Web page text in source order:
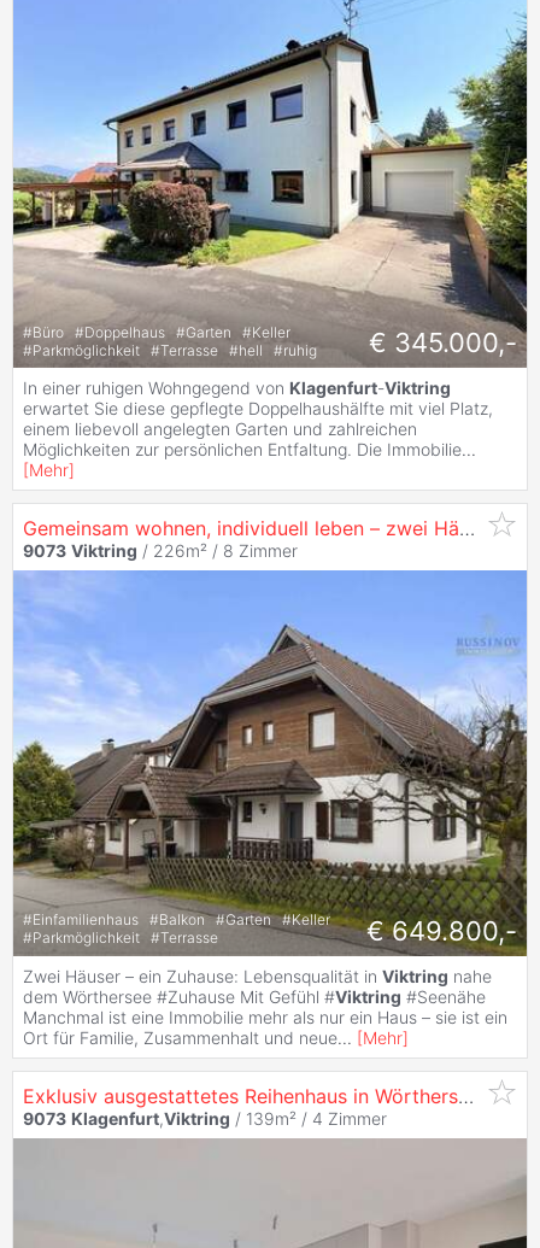
#Büro #Doppelhaus #Garten #Keller
#Parkmöglichkeit #Terrasse #hell #ruhig € 345.000,-
In einer ruhigen Wohngegend von Klagenfurt-Viktring
erwartet Sie diese gepflegte Doppelhaushälfte mit viel Platz,
einem liebevoll angelegten Garten und zahlreichen
Möglichkeiten zur persönlichen Entfaltung. Die Immobilie...
[Mehr]
Gemeinsam wohnen, individuell leben – zwei Häuser in perfekter Lage #
9073 Viktring / 226m² / 8 Zimmer
#Einfamilienhaus #Balkon #Garten #Keller
#Parkmöglichkeit #Terrasse € 649.800,-
Zwei Häuser – ein Zuhause: Lebensqualität in Viktring nahe
dem Wörthersee #Zuhause Mit Gefühl #Viktring #Seenähe
Manchmal ist eine Immobilie mehr als nur ein Haus – sie ist ein
Ort für Familie, Zusammenhalt und neue... [Mehr]
Exklusiv ausgestattetes Reihenhaus in Wörthersee-Nähe in
9073 Klagenfurt,Viktring / 139m² / 4 Zimmer